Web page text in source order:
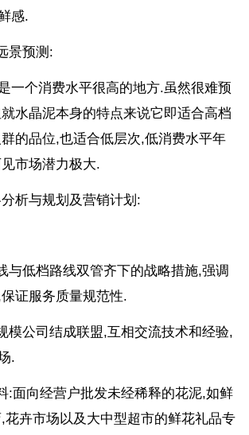
感.
景预测:
一个消费水平很高的地方.虽然很难预
水晶泥本身的特点来说它即适合高档
的品位,也适合低层次,低消费水平年
市场潜力极大.
析与规划及营销计划:
与低档路线双管齐下的战略措施,强调
证服务质量规范性.
模公司结成联盟,互相交流技术和经验,
.
:面向经营户批发未经稀释的花泥,如鲜
花卉市场以及大中型超市的鲜花礼品专